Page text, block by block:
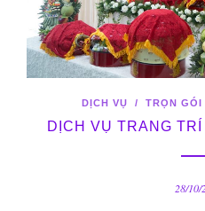
DỊCH VỤ / TRỌN GÓI
DỊCH VỤ TRANG
28/10/